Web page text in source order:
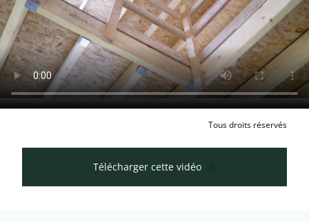
Tous droits réservés
Télécharger cette vidéo